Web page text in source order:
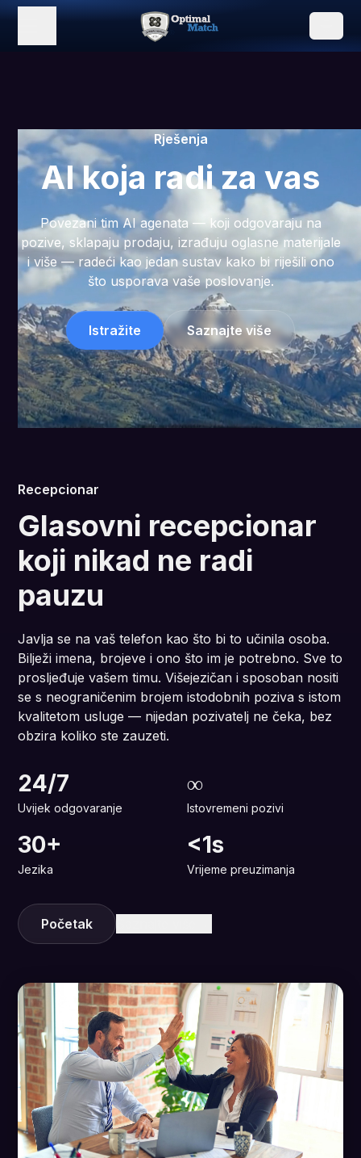
Rješenja
AI koja radi za vas
Povezani tim AI agenata — koji odgovaraju na
pozive, sklapaju prodaju, izrađuju oglasne materijale
i više — radeći kao jedan sustav kako bi riješili ono
što usporava vaše poslovanje.
Istražite Saznajte više
Recepcionar
Glasovni recepcionar
koji nikad ne radi
pauzu
Javlja se na vaš telefon kao što bi to učinila osoba.
Bilježi imena, brojeve i ono što im je potrebno. Sve to
prosljeđuje vašem timu. Višejezičan i sposoban nositi
se s neograničenim brojem istodobnih poziva s istom
kvalitetom usluge — nijedan pozivatelj ne čeka, bez
obzira koliko ste zauzeti.
24/7
Uvijek odgovaranje
∞
Istovremeni pozivi
30+
Jezika
<1s
Vrijeme preuzimanja
Početak